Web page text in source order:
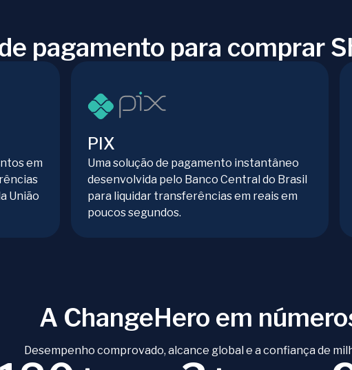
pagamento para comprar
em
União
PIX
Uma solução de pagamento instantâneo
desenvolvida pelo Banco Central do Brasil
para liquidar transferências em reais em
poucos segundos.
A ChangeHero em
Desempenho comprovado, alcance global e a confiança de